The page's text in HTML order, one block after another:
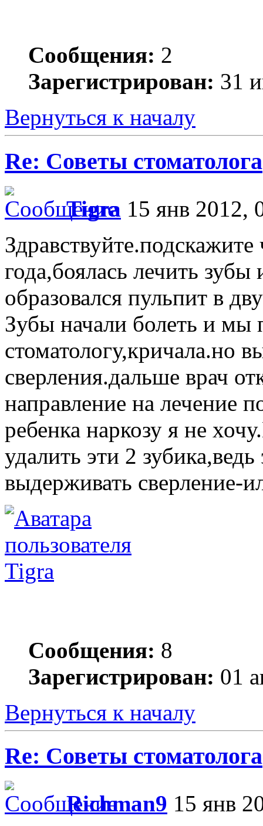
Сообщения: 2
Зарегистрирован: 31
Вернуться к началу
Re: Советы стоматолога
Tigra 15 янв 2012,
года,боялась лечить
образовался пульпит в
Зубы начали болеть и мы
стоматологу,кричала.но
сверления.дальше врач
направление на лечение
ребенка наркозу я не
удалить эти 2
выдерживать сверление-
Tigra
Сообщения: 8
Зарегистрирован: 01
Вернуться к началу
Re: Советы стоматолога
Richman9 15 янв